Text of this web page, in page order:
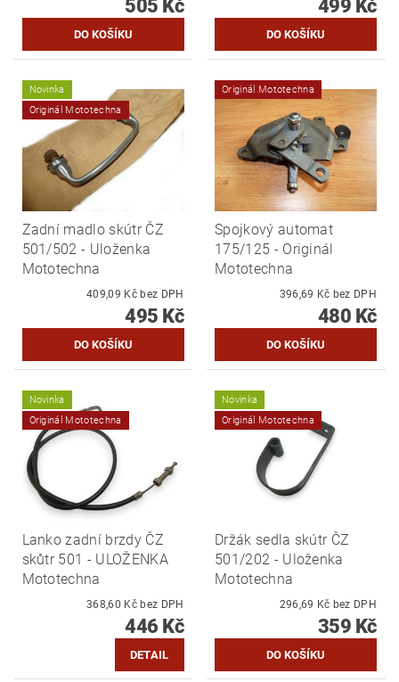
505 Kč 499 Kč
Novinka
Originál Mototechna
Zadní madlo skútr ČZ
501/502 - Uloženka
Mototechna
409,09 Kč bez DPH
495 Kč
Originál Mototechna
Spojkový automat
175/125 - Originál
Mototechna
396,69 Kč bez DPH
480 Kč
Novinka
Originál Mototechna
Lanko zadní brzdy ČZ
skůtr 501 - ULOŽENKA
Mototechna
368,60 Kč bez DPH
446 Kč
DETAIL
Novinka
Originál Mototechna
Držák sedla skútr ČZ
501/202 - Uloženka
Mototechna
296,69 Kč bez DPH
359 Kč